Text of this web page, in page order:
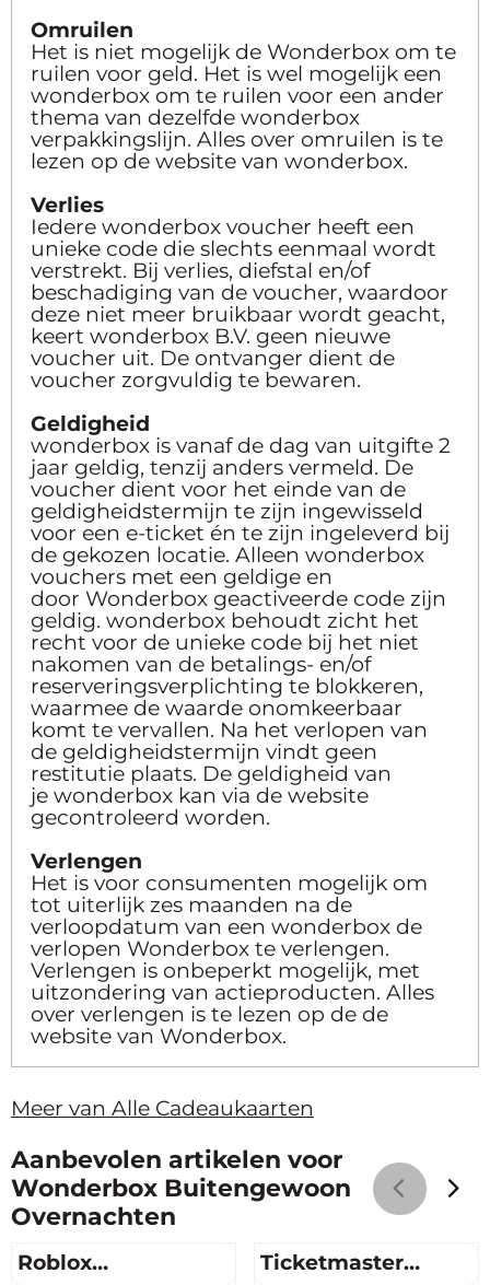
Omruilen
Het is niet mogelijk de Wonderbox om te
ruilen voor geld. Het is wel mogelijk een
wonderbox om te ruilen voor een ander
thema van dezelfde wonderbox
verpakkingslijn. Alles over omruilen is te
lezen op de website van wonderbox.
Verlies
Iedere wonderbox voucher heeft een
unieke code die slechts eenmaal wordt
verstrekt. Bij verlies, diefstal en/of
beschadiging van de voucher, waardoor
deze niet meer bruikbaar wordt geacht,
keert wonderbox B.V. geen nieuwe
voucher uit. De ontvanger dient de
voucher zorgvuldig te bewaren.
Geldigheid
wonderbox is vanaf de dag van uitgifte 2
jaar geldig, tenzij anders vermeld. De
voucher dient voor het einde van de
geldigheidstermijn te zijn ingewisseld
voor een e-ticket én te zijn ingeleverd bij
de gekozen locatie. Alleen wonderbox
vouchers met een geldige en
door Wonderbox geactiveerde code zijn
geldig. wonderbox behoudt zicht het
recht voor de unieke code bij het niet
nakomen van de betalings- en/of
reserveringsverplichting te blokkeren,
waarmee de waarde onomkeerbaar
komt te vervallen. Na het verlopen van
de geldigheidstermijn vindt geen
restitutie plaats. De geldigheid van
je wonderbox kan via de website
gecontroleerd worden.
Verlengen
Het is voor consumenten mogelijk om
tot uiterlijk zes maanden na de
verloopdatum van een wonderbox de
verlopen Wonderbox te verlengen.
Verlengen is onbeperkt mogelijk, met
uitzondering van actieproducten. Alles
over verlengen is te lezen op de de
website van Wonderbox.
Meer van Alle Cadeaukaarten
Aanbevolen artikelen voor
Wonderbox Buitengewoon
Overnachten
Roblox
Ticketmaster